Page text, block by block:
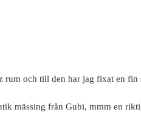
och till den har jag fixat en fin
mässing från Gubi, mmm en